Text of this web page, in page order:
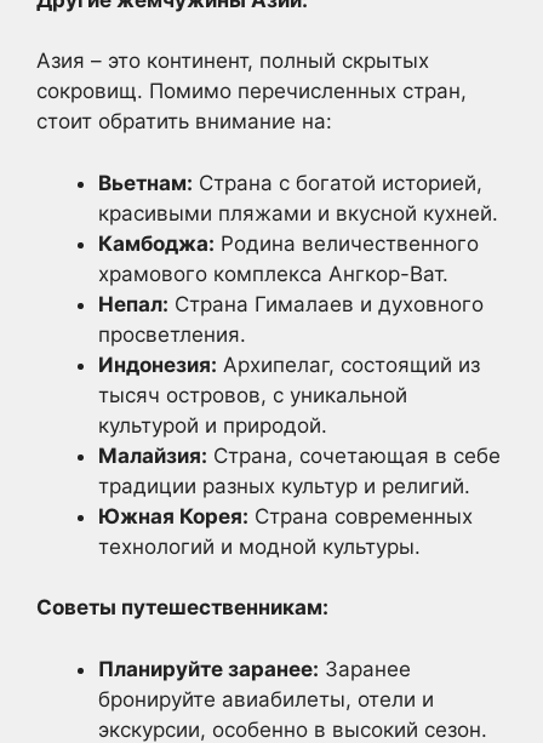
Азия – это континент, полный скрытых
сокровищ. Помимо перечисленных стран,
стоит обратить внимание на:
Вьетнам: Страна с богатой историей,
красивыми пляжами и вкусной кухней.
Камбоджа: Родина величественного
храмового комплекса Ангкор-Ват.
Непал: Страна Гималаев и духовного
просветления.
Индонезия: Архипелаг, состоящий из
тысяч островов, с уникальной
культурой и природой.
Малайзия: Страна, сочетающая в себе
традиции разных культур и религий.
Южная Корея: Страна современных
технологий и модной культуры.
Советы путешественникам:
Планируйте заранее: Заранее
бронируйте авиабилеты, отели и
экскурсии, особенно в высокий сезон.